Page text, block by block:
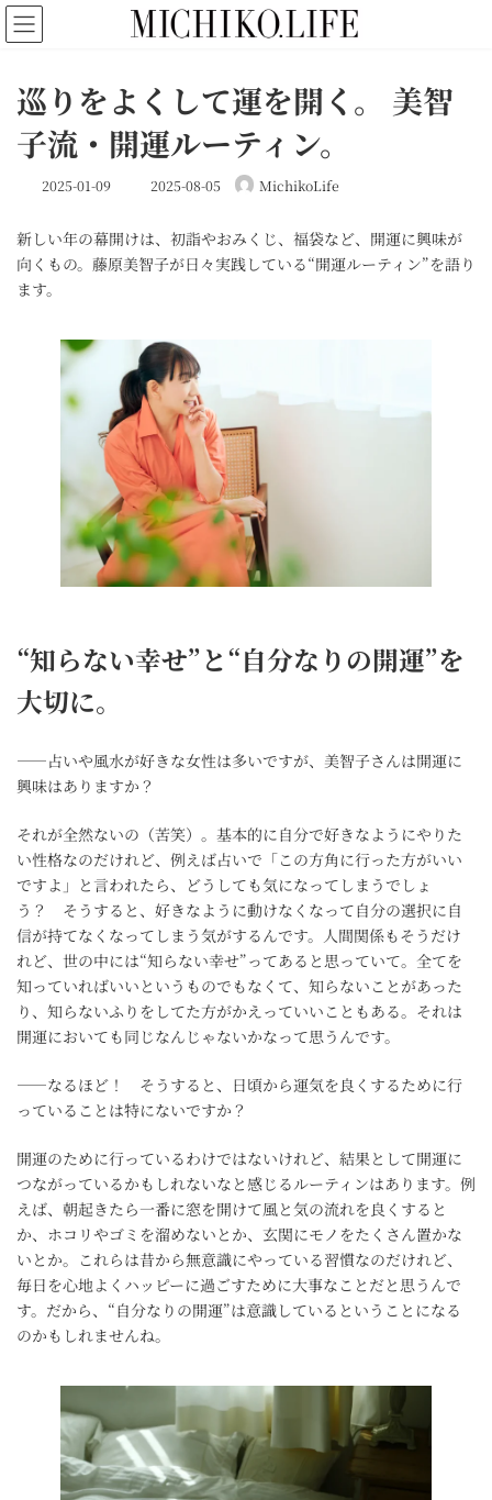
コ
ン
ナ
ビ
巡りをよくして運を開く。 美智
子流・開運ルーティン。
2025-01-09
最
新
日
2025-08-05 MichikoLife
新しい年の幕開けは、初詣やおみくじ、福袋など、開運に興味が
向くもの。藤原美智子が日々実践している“開運ルーティン”を語り
ます。
“知らない幸せ”と“自分なりの開運”を
大切に。
――占いや風水が好きな女性は多いですが、美智子さんは開運に
興味はありますか？
それが全然ないの（苦笑）。基本的に自分で好きなようにやりた
い性格なのだけれど、例えば占いで「この方角に行った方がいい
ですよ」と言われたら、どうしても気になってしまうでしょ
う？ そうすると、好きなように動けなくなって自分の選択に自
信が持てなくなってしまう気がするんです。人間関係もそうだけ
れど、世の中には“知らない幸せ”ってあると思っていて。全てを
知っていればいいというものでもなくて、知らないことがあった
り、知らないふりをしてた方がかえっていいこともある。それは
開運においても同じなんじゃないかなって思うんです。
――なるほど！ そうすると、日頃から運気を良くするために行
っていることは特にないですか？
開運のために行っているわけではないけれど、結果として開運に
つながっているかもしれないなと感じるルーティンはあります。例
えば、朝起きたら一番に窓を開けて風と気の流れを良くすると
か、ホコリやゴミを溜めないとか、玄関にモノをたくさん置かな
いとか。これらは昔から無意識にやっている習慣なのだけれど、
毎日を心地よくハッピーに過ごすために大事なことだと思うんで
す。だから、“自分なりの開運”は意識しているということになる
のかもしれませんね。